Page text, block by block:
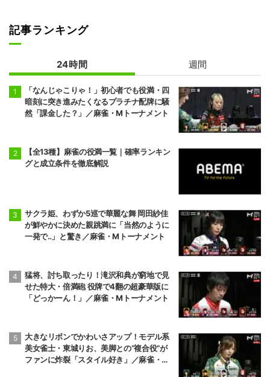
記事ランキング
24時間 週間
「なんじゃこりゃ！」初心者でも役満・四
暗刻に突き進みたくなるプラチナ配牌に騒
然「課金した？」／麻雀・Mトーナメント
【全13種】麻雀の役満一覧｜確率ランキン
グと成立条件を徹底解説
サクラ姫、わずか5巡で華麗な舞 岡田紗佳
が鮮やかに決めた親跳満に「当然のように
一発で‥」と驚き／麻雀・Mトーナメント
猛将、討ち取ったり！滝沢和典が窮地で見
せた特大・倍満砲 役牌で4翻の超豪華版に
「どっかーん！」／麻雀・Mトーナメント
大きなリボンでかわいさアップ！モデル系
美女雀士・東城りお、美脚との“複合役”が
ファンに炸裂「スタイル好き」／麻雀・M